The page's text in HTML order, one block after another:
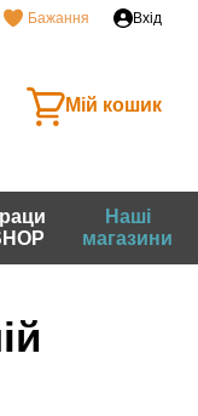
Бажання Вхід
Мій кошик
Наші
магазини